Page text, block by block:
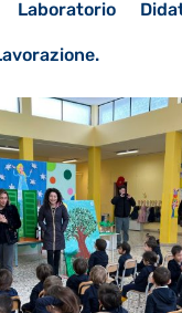
Laboratorio